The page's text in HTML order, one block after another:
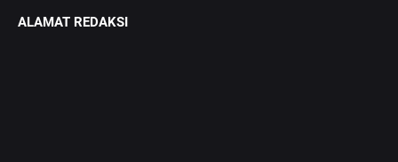
ALAMAT REDAKSI